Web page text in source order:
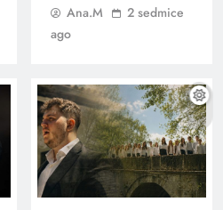
Ana.M
2 sedmice
ago